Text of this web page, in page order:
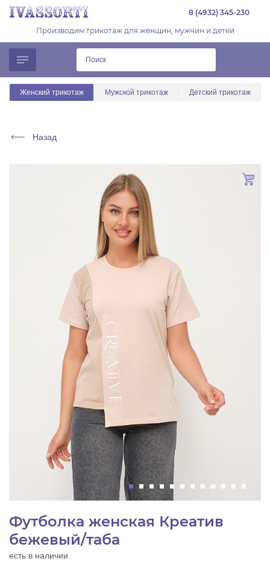
8 (4932) 345-230
Производим трикотаж для женщин, мужчин и детей
Женский трикотаж Мужской трикотаж Детский трикотаж
Назад
Футболка женская Креатив
бежевый/таба
есть в наличии